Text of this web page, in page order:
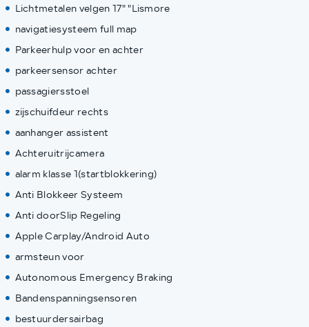
Lichtmetalen velgen 17" "Lismore
navigatiesysteem full map
Parkeerhulp voor en achter
parkeersensor achter
passagiersstoel
zijschuifdeur rechts
aanhanger assistent
Achteruitrijcamera
alarm klasse 1(startblokkering)
Anti Blokkeer Systeem
Anti doorSlip Regeling
Apple Carplay/Android Auto
armsteun voor
Autonomous Emergency Braking
Bandenspanningsensoren
bestuurdersairbag